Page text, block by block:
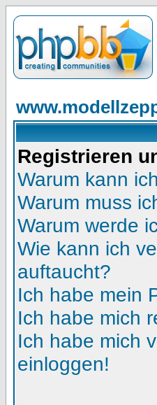
Registrieren
Warum kann
Warum muss
Warum werde
Wie kann ich
auftaucht?
Ich habe mein
Ich habe mich
Ich habe mich
einloggen!